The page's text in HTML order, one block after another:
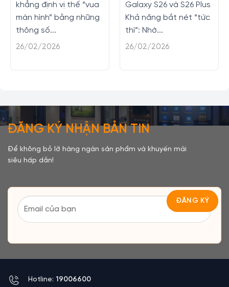
khẳng định vị thế “vua
màn hình” bằng những
thông số...
26/02/2026
Galaxy S26 và S26 Plus
Khả năng bắt nét “tức
thì”: Nhờ...
26/02/2026
ĐĂNG KÝ NHẬN BẢN TIN
Để không bỏ lỡ hàng ngàn sản phẩm và khuyến mãi
siêu hấp dẫn!
Hotline: 19006600